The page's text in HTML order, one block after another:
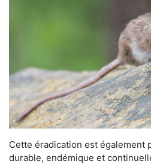
Cette éradication est également
durable, endémique et